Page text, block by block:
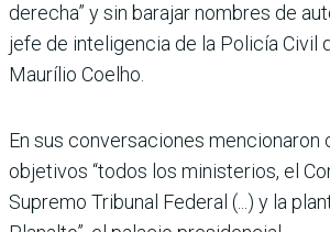
derecha” y sin barajar nombres de
jefe de inteligencia de la Policía Civil
Maurílio Coelho.
En sus conversaciones mencionaron
objetivos “todos los ministerios, el
Supremo Tribunal Federal (...) y la